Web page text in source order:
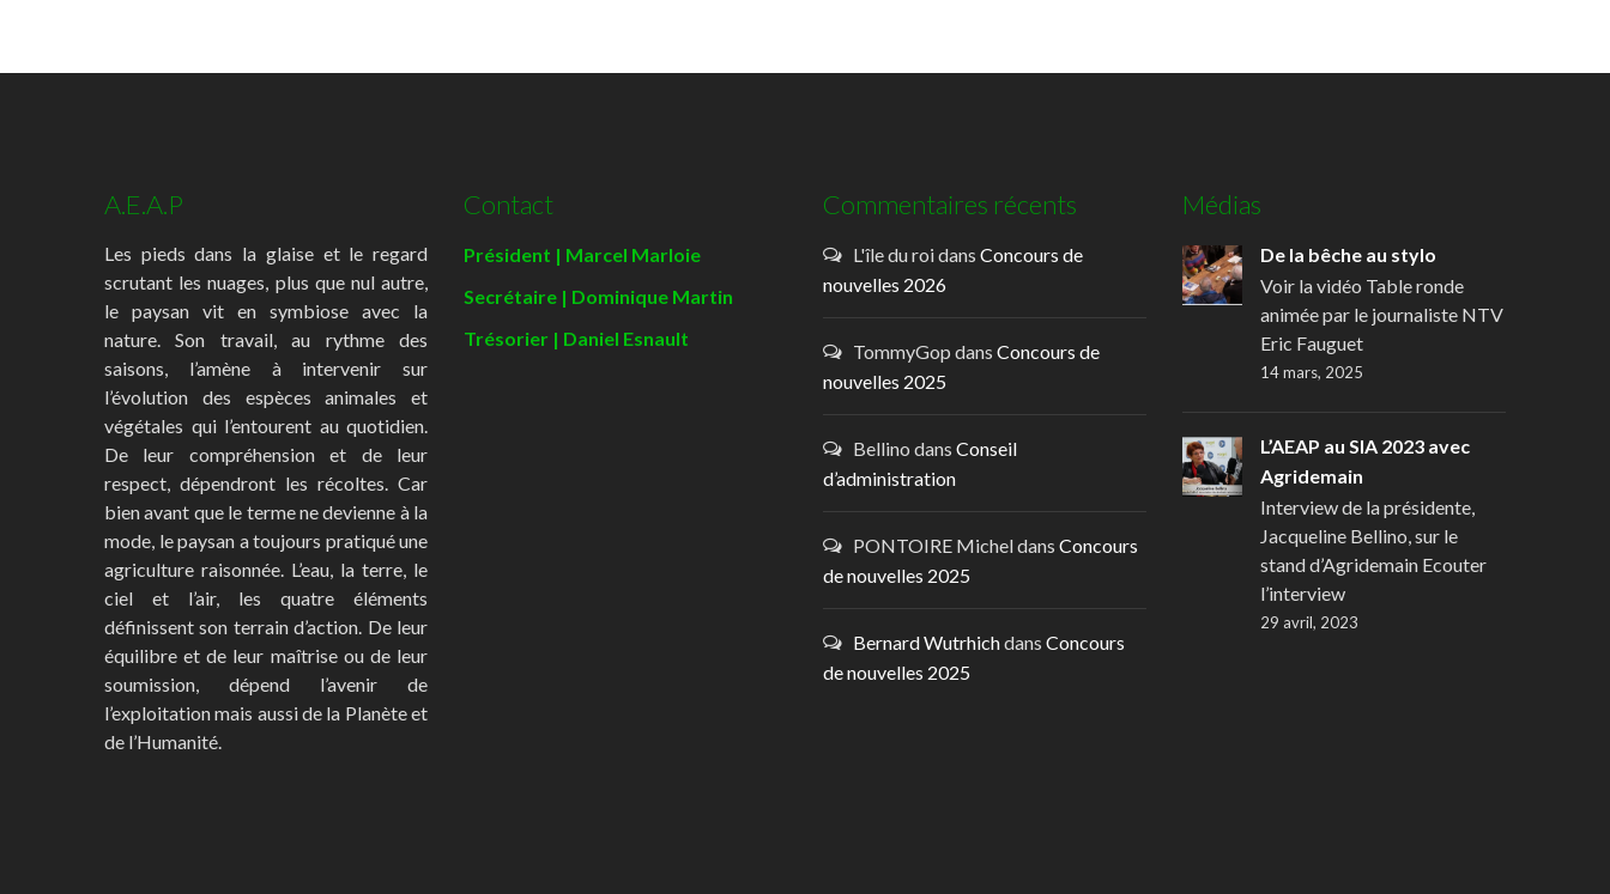
A.E.A.P
Les pieds dans la glaise et le regard
scrutant les nuages, plus que nul autre,
le paysan vit en symbiose avec la
nature. Son travail, au rythme des
saisons, l’amène à intervenir sur
l’évolution des espèces animales et
végétales qui l’entourent au quotidien.
De leur compréhension et de leur
respect, dépendront les récoltes. Car
bien avant que le terme ne devienne à la
mode, le paysan a toujours pratiqué une
agriculture raisonnée. L’eau, la terre, le
ciel et l’air, les quatre éléments
définissent son terrain d’action. De leur
équilibre et de leur maîtrise ou de leur
soumission, dépend l’avenir de
l’exploitation mais aussi de la Planète et
de l’Humanité.
Contact
Président | Marcel Marloie
Secrétaire | Dominique Martin
Trésorier | Daniel Esnault
Commentaires récents
L'île du roidans Concours de
nouvelles 2026
TommyGop dans Concours de
nouvelles 2025
Bellino dans Conseil
d’administration
PONTOIRE Micheldans Concours
de nouvelles 2025
Bernard Wutrhichdans Concours
de nouvelles 2025
Médias
De la bêche au stylo
Voir la vidéo Table ronde
animée par le journaliste NTV
Eric Fauguet
14 mars, 2025
L’AEAP au SIA 2023 avec
Agridemain
Interview de la présidente,
Jacqueline Bellino, sur le
stand d’Agridemain Ecouter
l’interview
29 avril, 2023